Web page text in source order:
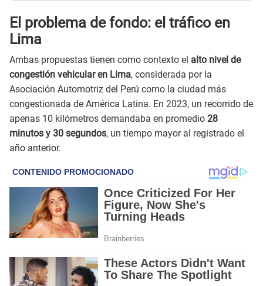
El problema de fondo: el tráfico en
Lima
Ambas propuestas tienen como contexto el alto nivel de
congestión vehicular en Lima, considerada por la
Asociación Automotriz del Perú como la ciudad más
congestionada de América Latina. En 2023, un recorrido de
apenas 10 kilómetros demandaba en promedio 28
minutos y 30 segundos, un tiempo mayor al registrado el
año anterior.